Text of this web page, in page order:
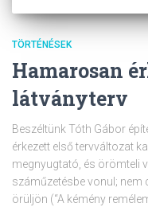
TÖRTÉNÉSEK
Hamarosan
látványterv
Beszéltünk Tóth Gábor
érkezett első tervváltozat
megnyugtató, és örömteli
száműzetésbe vonul; nem
örüljön (“A kémény